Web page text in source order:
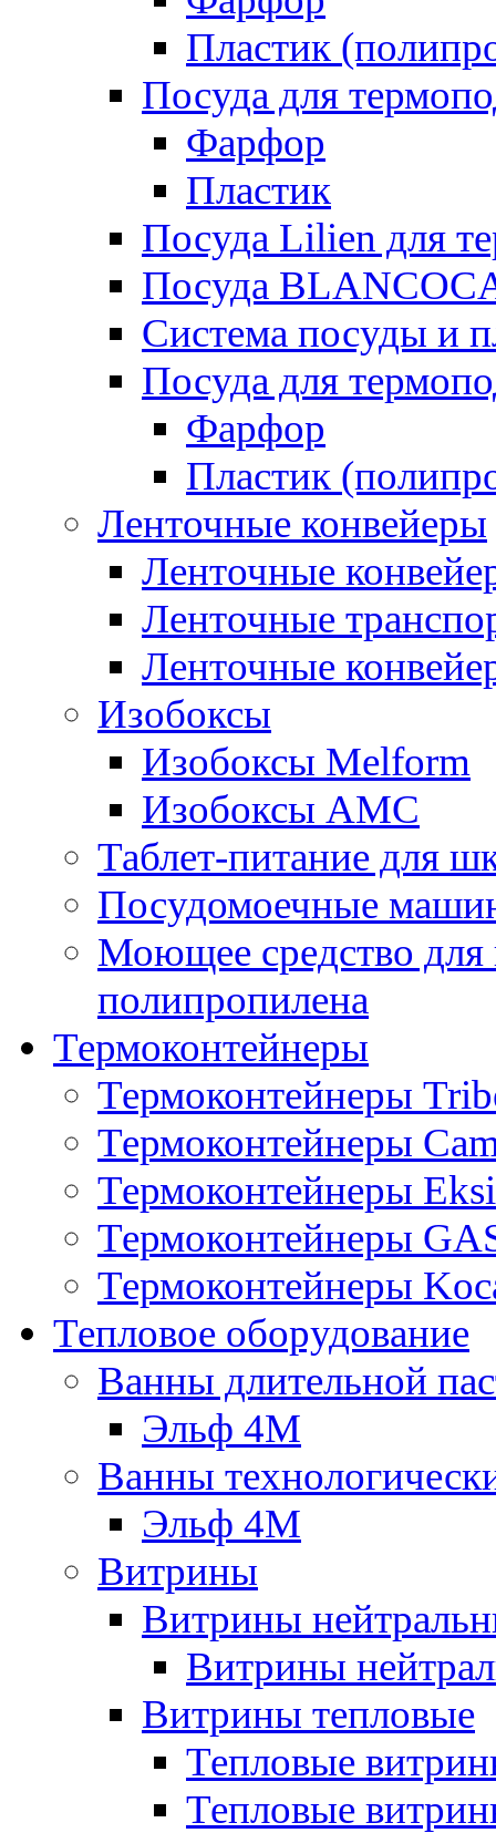
Пластик
Посуда для
Фарфор
Пластик
Посуда Lilien для
Посуда
Система посуды и
Посуда для
Фарфор
Пластик
Ленточные конвейеры
Ленточные
Ленточные
Ленточные
Изобоксы
Изобоксы Melform
Изобоксы AMC
Таблет-питание для
Посудомоечные
Моющее средство для
полипропилена
Термоконтейнеры
Термоконтейнеры
Термоконтейнеры
Термоконтейнеры Eksi
Термоконтейнеры
Термоконтейнеры
Тепловое оборудование
Ванны длительной
Эльф 4М
Ванны
Эльф 4М
Витрины
Витрины
Витрины
Витрины тепловые
Тепловые
Тепловые